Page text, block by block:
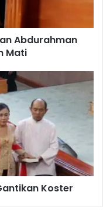
Abdurahman
Mati
Koster